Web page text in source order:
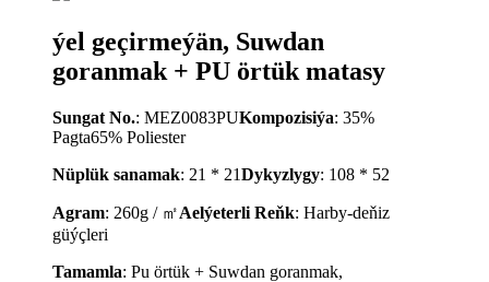
ýel geçirmeýän, Suwdan
goranmak + PU örtük matasy
Sungat No.: MEZ0083PUKompozisiýa: 35%
Pagta65% Poliester
Nüplük sanamak: 21 * 21Dykyzlygy: 108 * 52
Agram: 260g / ㎡Aelýeterli Reňk: Harby-deňiz
güýçleri
Tamamla: Pu örtük + Suwdan goranmak,